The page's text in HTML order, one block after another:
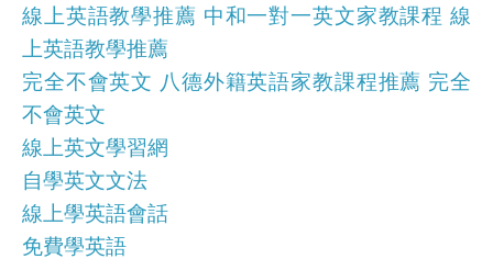
線上英語教學推薦 中和一對一英文家教課程 線
上英語教學推薦
完全不會英文 八德外籍英語家教課程推薦 完全
不會英文
線上英文學習網
自學英文文法
線上學英語會話
免費學英語